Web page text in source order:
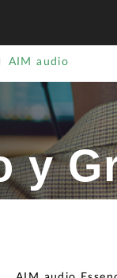
AIM audio
y